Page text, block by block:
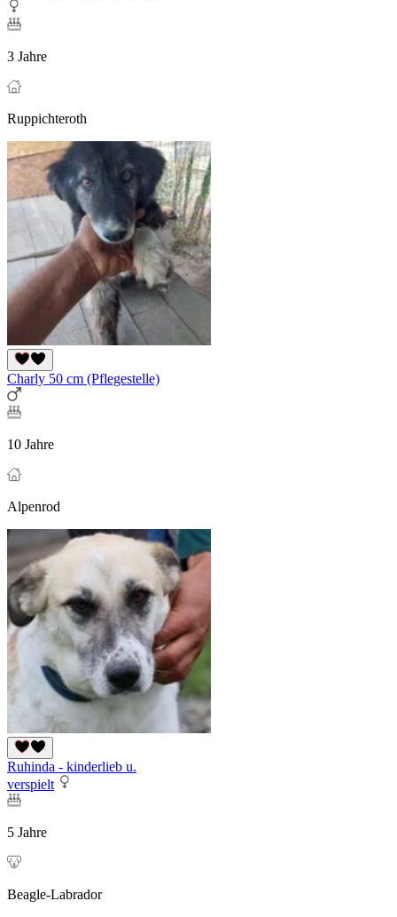
3 Jahre
Ruppichteroth
Charly 50 cm (Pflegestelle)
10 Jahre
Alpenrod
Ruhinda - kinderlieb u.
verspielt
5 Jahre
Beagle-Labrador